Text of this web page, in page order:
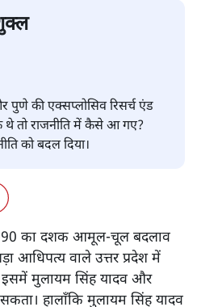
पुणे की एक्सप्लोसिव रिसर्च एंड